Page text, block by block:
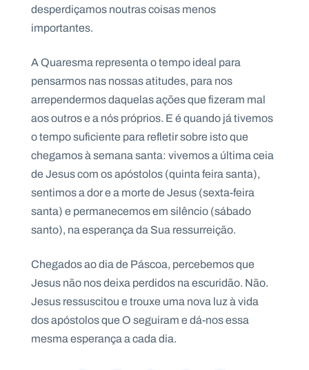
desperdiçamos noutras coisas menos
importantes.
A Quaresma representa o tempo ideal para
pensarmos nas nossas atitudes, para nos
arrependermos daquelas ações que fizeram mal
aos outros e a nós próprios. E é quando já tivemos
o tempo suficiente para refletir sobre isto que
chegamos à semana santa: vivemos a última ceia
de Jesus com os apóstolos (quinta feira santa),
sentimos a dor e a morte de Jesus (sexta-feira
santa) e permanecemos em silêncio (sábado
santo), na esperança da Sua ressurreição.
Chegados ao dia de Páscoa, percebemos que
Jesus não nos deixa perdidos na escuridão. Não.
Jesus ressuscitou e trouxe uma nova luz à vida
dos apóstolos que O seguiram e dá-nos essa
mesma esperança a cada dia.
t
A
g
e
d
a
C
o
n
a
c
t
o
N
e
w
l
e
tt